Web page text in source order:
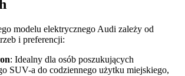
modelu elektrycznego Audi zależy od
i preferencji:
: Idealny dla osób poszukujących
SUV-a do codziennego użytku miejskiego,